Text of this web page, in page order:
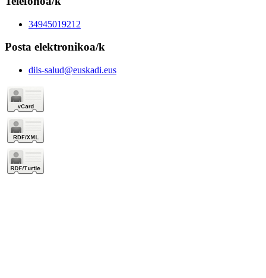
34945019212
Posta elektronikoa/k
diis-salud@euskadi.eus